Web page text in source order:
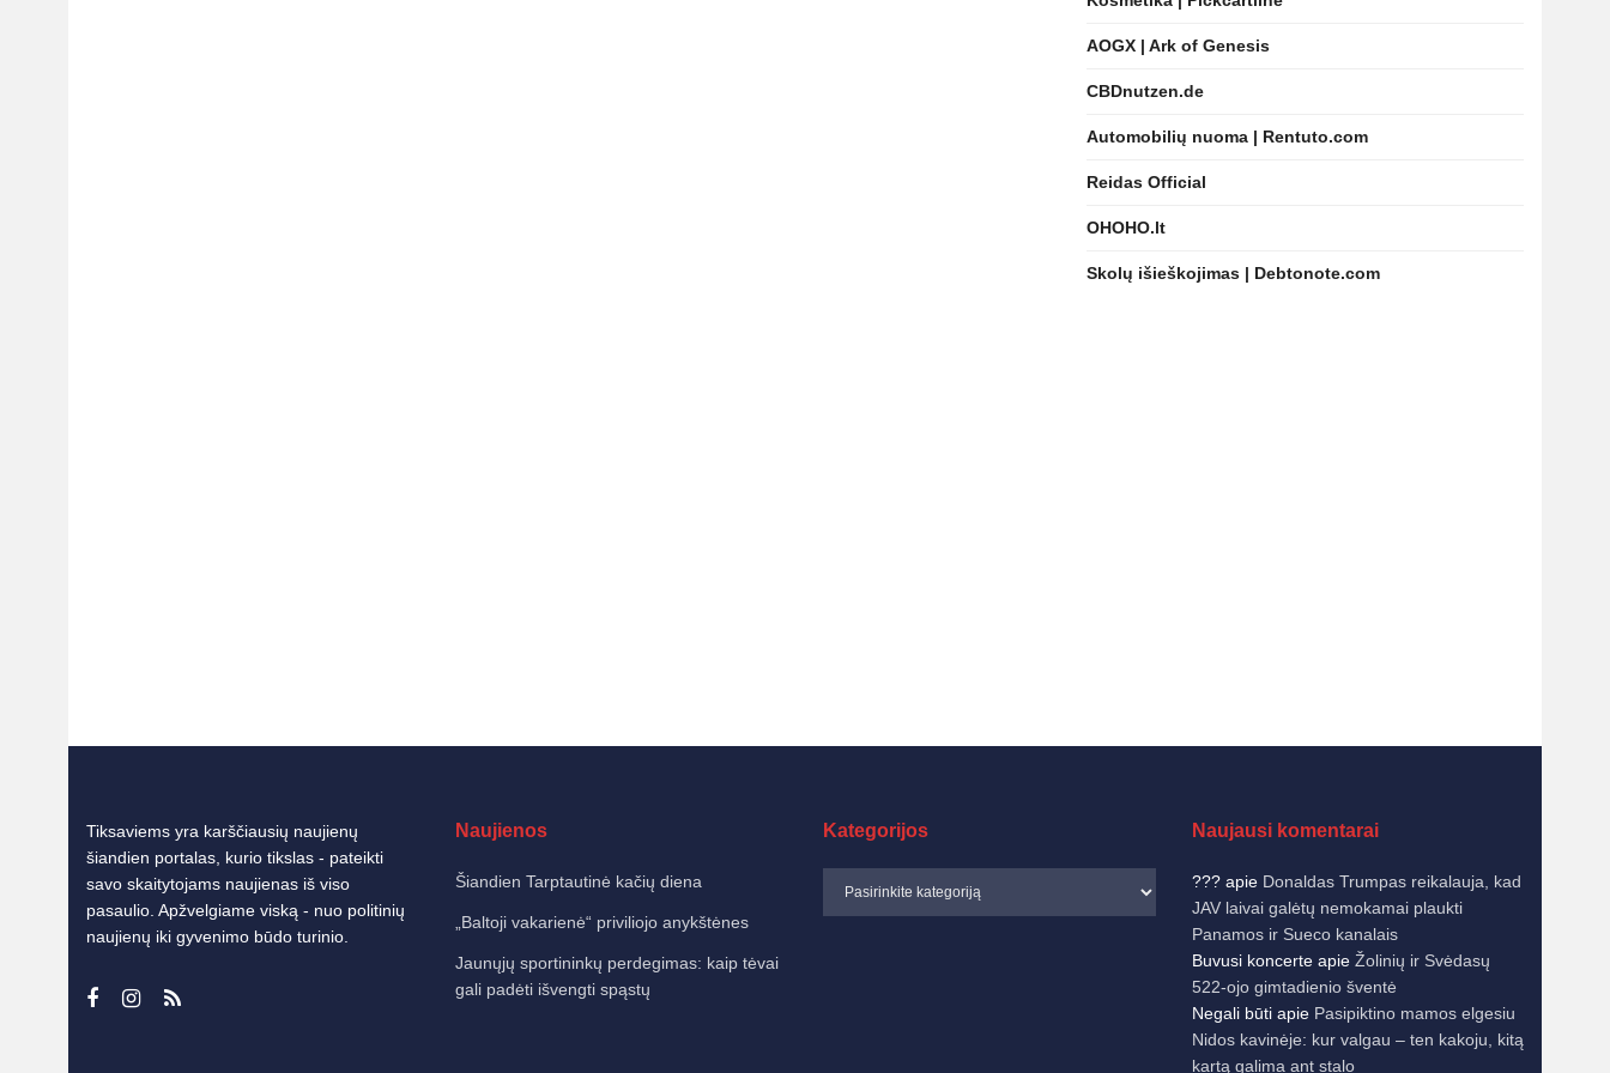
AOGX | Ark of Genesis
CBDnutzen.de
Automobilių nuoma | Rentuto.com
Reidas Official
OHOHO.lt
Skolų išieškojimas | Debtonote.com
Tiksaviems yra karščiausių naujienų
šiandien portalas, kurio tikslas - pateikti
savo skaitytojams naujienas iš viso
pasaulio. Apžvelgiame viską - nuo politinių
naujienų iki gyvenimo būdo turinio.
Naujienos
Šiandien Tarptautinė kačių diena
„Baltoji vakarienė“ priviliojo anykštėnes
Jaunųjų sportininkų perdegimas: kaip tėvai
gali padėti išvengti spąstų
Kategorijos Naujausi komentarai
???apie Donaldas Trumpas reikalauja, kad
JAV laivai galėtų nemokamai plaukti
Panamos ir Sueco kanalais
Buvusi koncerteapie Žolinių ir Svėdasų
522-ojo gimtadienio šventė
Negali būtiapie Pasipiktino mamos elgesiu
Nidos kavinėje: kur valgau – ten kakoju, kitą
kartą galima ant stalo